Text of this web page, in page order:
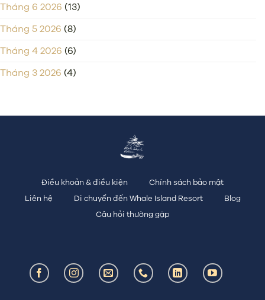
Tháng 6 2026 (13)
Tháng 5 2026 (8)
Tháng 4 2026 (6)
Tháng 3 2026 (4)
Điều khoản & điều kiện
Chính sách bảo mật
Liên hệ
Di chuyển đến Whale Island Resort
Blog
Câu hỏi thường gặp